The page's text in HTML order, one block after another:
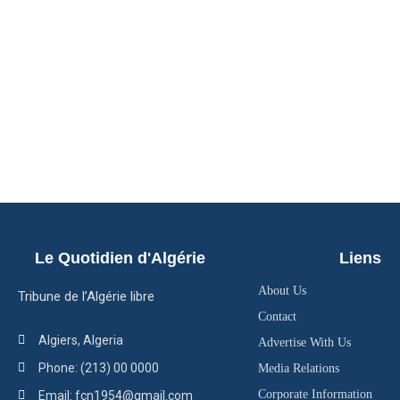
Le Quotidien d'Algérie
Tribune de l’Algérie libre
Algiers, Algeria
Phone: (213) 00 0000
Email: fcn1954@gmail.com
Liens
About Us
Contact
Advertise With Us
Media Relations
Corporate Information